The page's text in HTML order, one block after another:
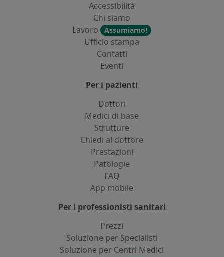
Accessibilità
Chi siamo
Lavoro
Assumiamo!
Ufficio stampa
Contatti
Eventi
Per i pazienti
Dottori
Medici di base
Strutture
Chiedi al dottore
Prestazioni
Patologie
FAQ
App mobile
Per i professionisti sanitari
Prezzi
Soluzione per Specialisti
Soluzione per Centri Medici